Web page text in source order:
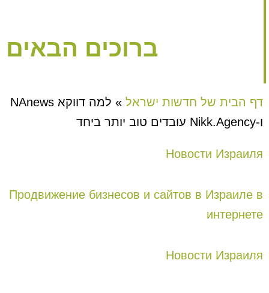
ברוכים הבאים
דף הבית של חדשות ישראל »
למה דווקא NAnews
ו-Nikk.Agency עובדים טוב יותר ביחד
Новости Израиля
Продвижение бизнесов и сайтов в Израиле в
интернете
Новости Израиля